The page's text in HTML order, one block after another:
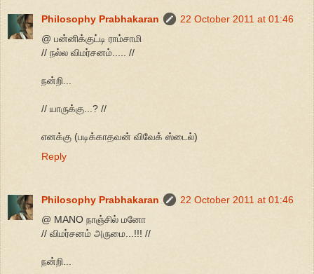
Philosophy Prabhakaran
22 October 2011 at 01:46
@ பன்னிக்குட்டி ராம்சாமி
// நல்ல விமர்சனம்..... //
நன்றி...
// யாருக்கு...? //
எனக்கு (படிக்காதவன் விவேக் ஸ்டைல்)
Reply
Philosophy Prabhakaran
22 October 2011 at 01:46
@ MANO நாஞ்சில் மனோ
// விமர்சனம் அருமை...!!! //
நன்றி...